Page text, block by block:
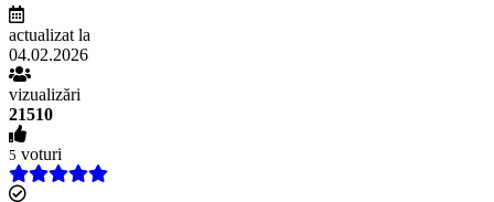
actualizat la
04.02.2026
vizualizări
21510
5 voturi